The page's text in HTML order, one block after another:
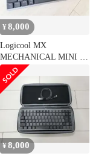
¥8,000
Logicool MX
MECHANICAL MINI 本
体
¥8,000